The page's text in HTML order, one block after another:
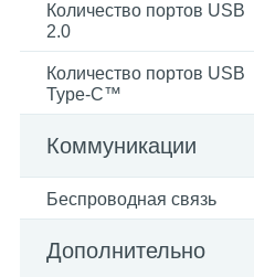
Количество портов USB
2.0
Количество портов USB
Type-C™
Коммуникации
Беспроводная связь
Дополнительно